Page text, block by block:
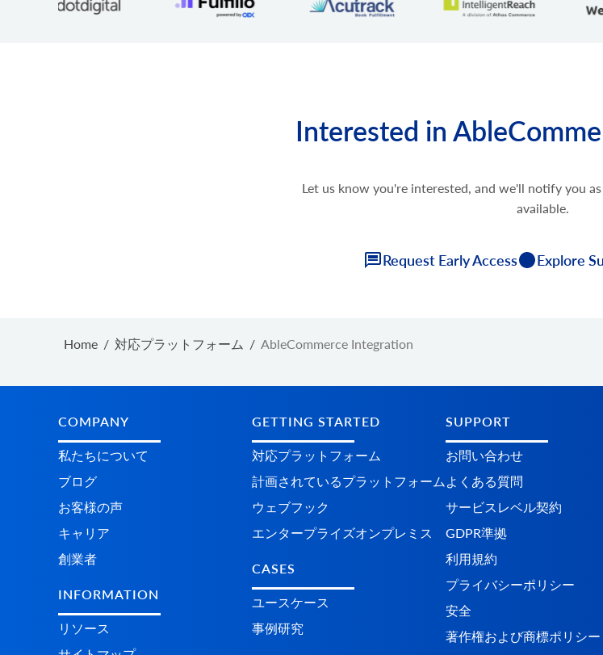
Interested in
Let us know you're interested, and we'll notify you
available.
Request Early Access Explore
Home / 対応プラットフォーム / AbleCommerce Integration
COMPANY
私たちについて
ブログ
お客様の声
キャリア
創業者
INFORMATION
リソース
GETTING STARTED
対応プラットフォーム
計画されているプラ​​ットフォーム
ウェブフック
エンタープライズオンプレミス
CASES
ユースケース
事例研究
SUPPORT
お問い合わせ
よくある質問
サービスレベル契約
GDPR準拠
利用規約
プライバシーポリシー
安全
著作権および商標ポリシー